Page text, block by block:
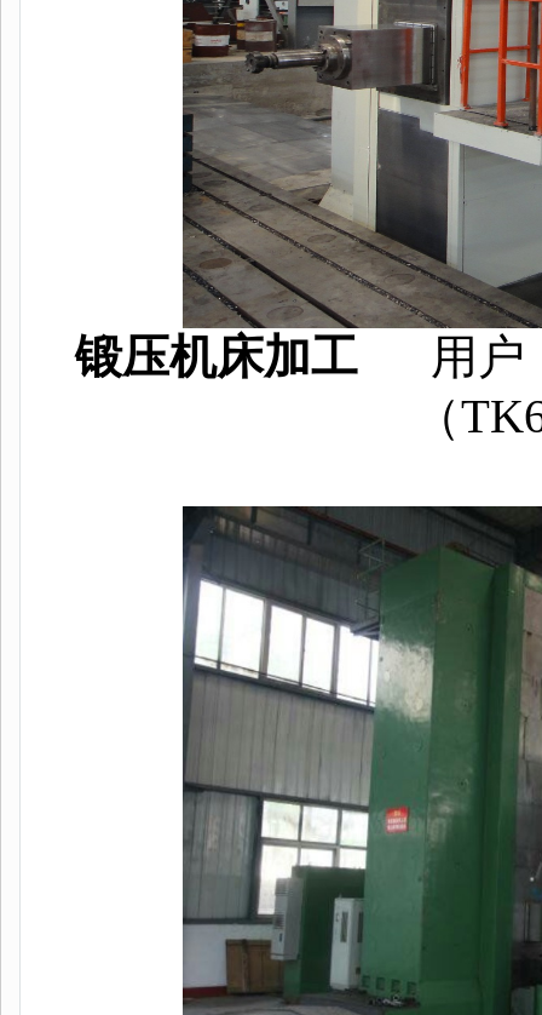
锻压机床加工
用户
（